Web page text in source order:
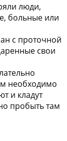
люди,
больные или
с проточной
свои
необходимо
и кладут
пробыть там